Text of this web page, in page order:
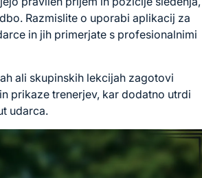
Razmislite o uporabi aplikacij za
in jih primerjate s profesionalnimi
ali skupinskih lekcijah zagotovi
prikaze trenerjev, kar dodatno utrdi
udarca.